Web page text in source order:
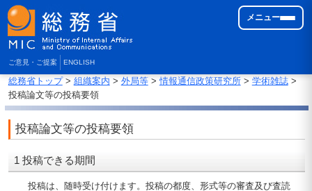
ご意見・ご提案 ENGLISH
メニュー
総務省トップ> 組織案内 > 外局等>情報通信政策研究所> 学術雑誌>
投稿論文等の投稿要領
投稿論文等の投稿要領
1 投稿できる期間
投稿は、随時受け付けます。投稿の都度、形式等の審査及び査読